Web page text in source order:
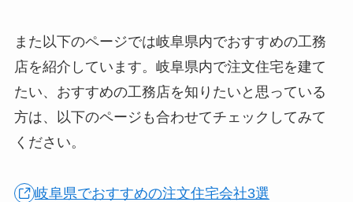
また以下のページでは岐阜県内でおすすめの工務
店を紹介しています。岐阜県内で注文住宅を建て
たい、おすすめの工務店を知りたいと思っている
方は、以下のページも合わせてチェックしてみて
ください。
岐阜県でおすすめの注文住宅会社3選